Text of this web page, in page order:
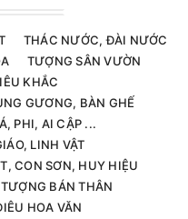
THÁC NƯỚC, ĐÀI NƯỚC
TƯỢNG SÂN VƯỜN
KHẮC
GƯƠNG, BÀN GHẾ
PHI, AI CẬP ...
LINH VẬT
CON SƠN, HUY HIỆU
BÁN THÂN
HOA VĂN